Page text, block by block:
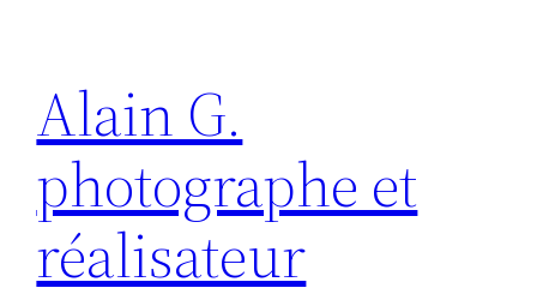
contenu
Alain G.
photographe et
réalisateur